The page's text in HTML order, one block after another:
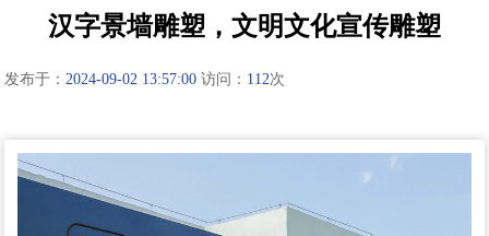
汉字景墙雕塑，文明文化宣传雕塑
发布于：2024-09-02 13:57:00 访问： 112次